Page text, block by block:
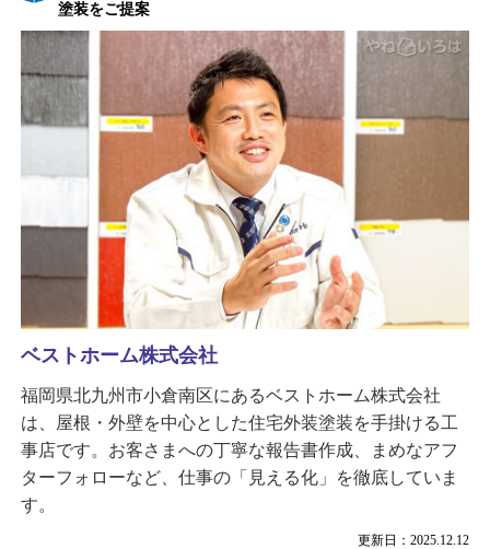
塗装をご提案
更新日：2025.12.12
ベストホーム株式会社
福岡県北九州市小倉南区にあるベストホーム株式会社
は、屋根・外壁を中心とした住宅外装塗装を手掛ける工
事店です。お客さまへの丁寧な報告書作成、まめなアフ
ターフォローなど、仕事の「見える化」を徹底していま
す。